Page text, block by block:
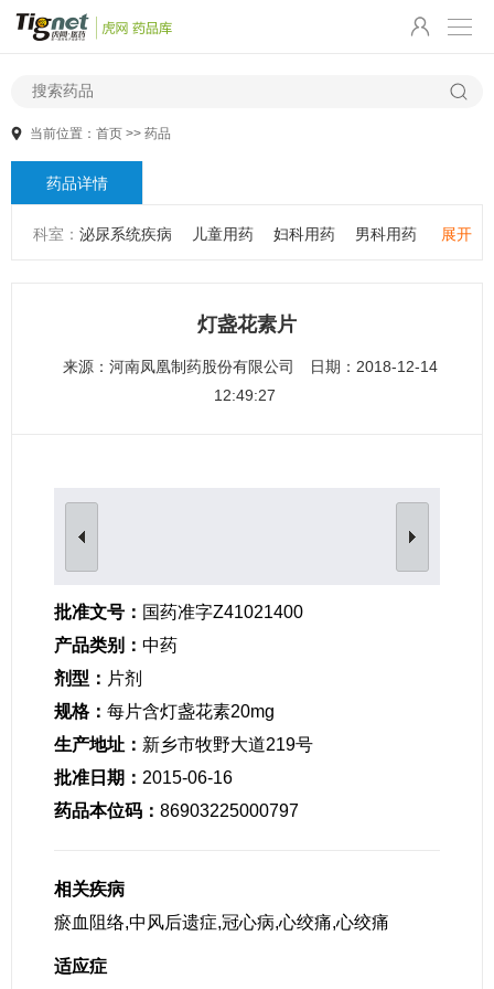
当前位置： 首页 >> 药品
药品详情
展开
科室： 泌尿系统疾病 儿童用药 妇科用药 男科用药
心血管系统疾病 精神心理疾病
性传播疾病
女性生殖及妊娠疾病
灯盏花素片
来源： 河南凤凰制药股份有限公司
日期：2018-12-14
12:49:27
批准文号： 国药准字Z41021400
产品类别： 中药
剂型： 片剂
规格： 每片含灯盏花素20mg
生产地址： 新乡市牧野大道219号
批准日期： 2015-06-16
药品本位码： 86903225000797
相关疾病
瘀血阻络,中风后遗症,冠心病,心绞痛,心绞痛
适应症